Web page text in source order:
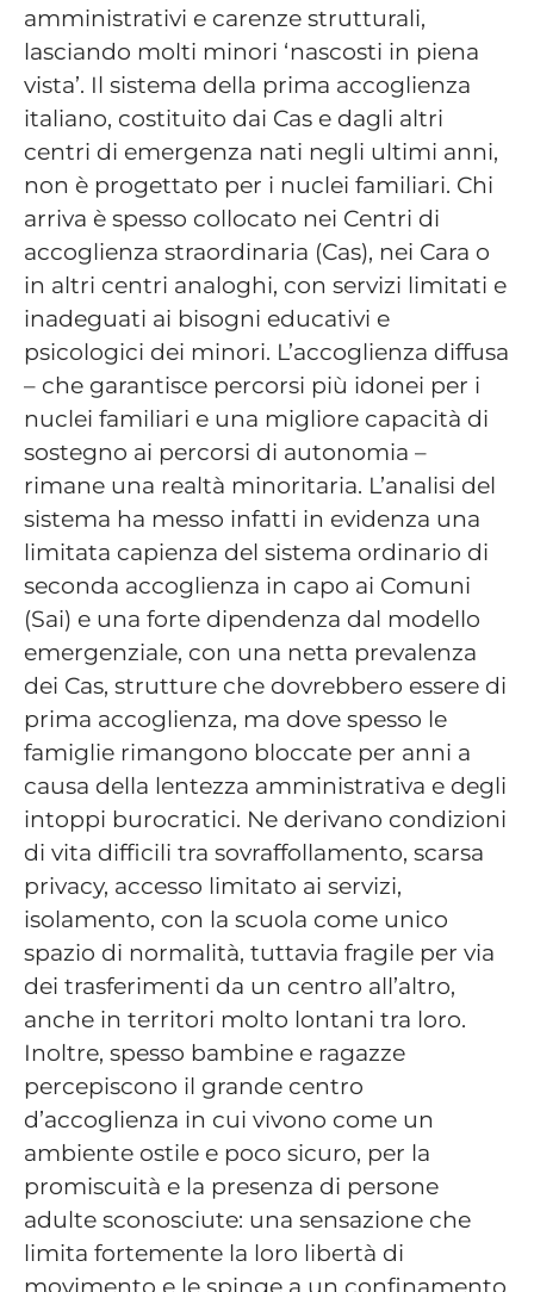
amministrativi e carenze strutturali,
lasciando molti minori ‘nascosti in piena
vista’. Il sistema della prima accoglienza
italiano, costituito dai Cas e dagli altri
centri di emergenza nati negli ultimi anni,
non è progettato per i nuclei familiari. Chi
arriva è spesso collocato nei Centri di
accoglienza straordinaria (Cas), nei Cara o
in altri centri analoghi, con servizi limitati e
inadeguati ai bisogni educativi e
psicologici dei minori. L’accoglienza diffusa
– che garantisce percorsi più idonei per i
nuclei familiari e una migliore capacità di
sostegno ai percorsi di autonomia –
rimane una realtà minoritaria. L’analisi del
sistema ha messo infatti in evidenza una
limitata capienza del sistema ordinario di
seconda accoglienza in capo ai Comuni
(Sai) e una forte dipendenza dal modello
emergenziale, con una netta prevalenza
dei Cas, strutture che dovrebbero essere di
prima accoglienza, ma dove spesso le
famiglie rimangono bloccate per anni a
causa della lentezza amministrativa e degli
intoppi burocratici. Ne derivano condizioni
di vita difficili tra sovraffollamento, scarsa
privacy, accesso limitato ai servizi,
isolamento, con la scuola come unico
spazio di normalità, tuttavia fragile per via
dei trasferimenti da un centro all’altro,
anche in territori molto lontani tra loro.
Inoltre, spesso bambine e ragazze
percepiscono il grande centro
d’accoglienza in cui vivono come un
ambiente ostile e poco sicuro, per la
promiscuità e la presenza di persone
adulte sconosciute: una sensazione che
limita fortemente la loro libertà di
movimento e le spinge a un confinamento